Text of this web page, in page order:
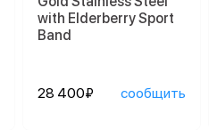
with Elderberry Sport
Band
28 400₽ сообщить